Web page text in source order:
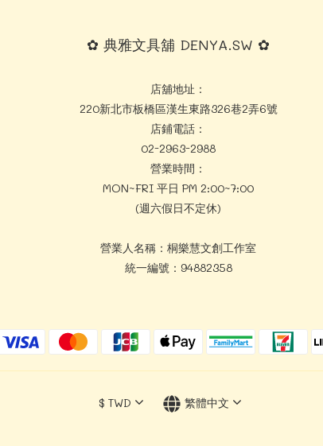
✿ 典雅文具舖 DENYA.SW ✿
店舖地址：
220新北市板橋區漢生東路326巷2弄6號
店鋪電話：
02-2963-2988
營業時間：
MON~FRI 平日 PM 2:00~7:00
(週六假日不定休)
營業人名稱：桐樂慧文創工作室
統一編號：94882358
$ TWD 繁體中文